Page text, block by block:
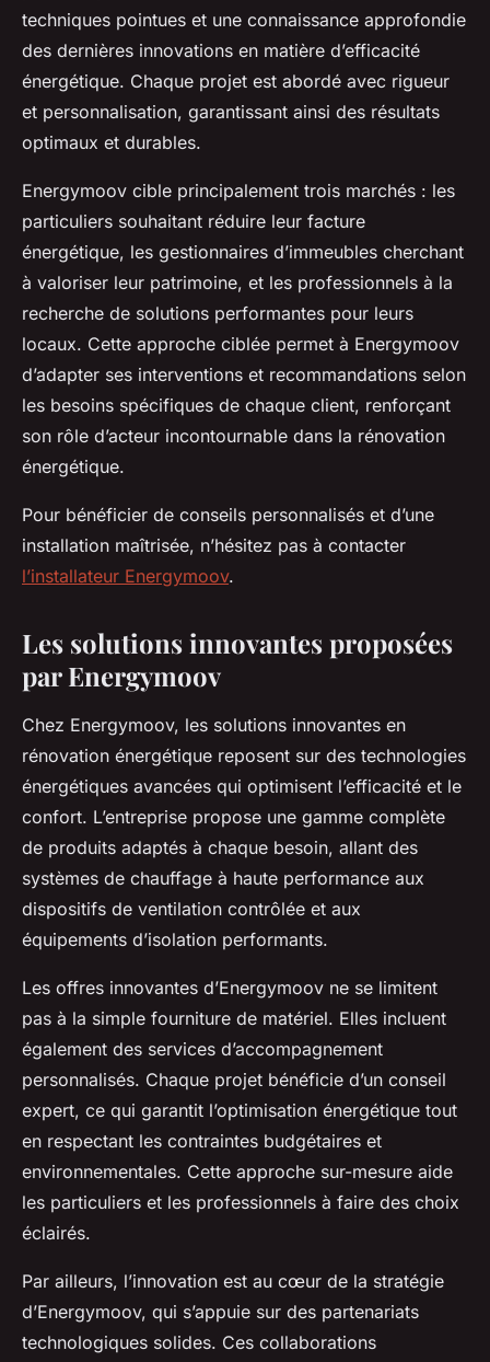
techniques pointues et une connaissance approfondie
des dernières innovations en matière d’efficacité
énergétique. Chaque projet est abordé avec rigueur
et personnalisation, garantissant ainsi des résultats
optimaux et durables.
Energymoov cible principalement trois marchés : les
particuliers souhaitant réduire leur facture
énergétique, les gestionnaires d’immeubles cherchant
à valoriser leur patrimoine, et les professionnels à la
recherche de solutions performantes pour leurs
locaux. Cette approche ciblée permet à Energymoov
d’adapter ses interventions et recommandations selon
les besoins spécifiques de chaque client, renforçant
son rôle d’acteur incontournable dans la rénovation
énergétique.
Pour bénéficier de conseils personnalisés et d’une
installation maîtrisée, n’hésitez pas à contacter
l’installateur Energymoov.
Les solutions innovantes proposées
par Energymoov
Chez Energymoov, les solutions innovantes en
rénovation énergétique reposent sur des technologies
énergétiques avancées qui optimisent l’efficacité et le
confort. L’entreprise propose une gamme complète
de produits adaptés à chaque besoin, allant des
systèmes de chauffage à haute performance aux
dispositifs de ventilation contrôlée et aux
équipements d’isolation performants.
Les offres innovantes d’Energymoov ne se limitent
pas à la simple fourniture de matériel. Elles incluent
également des services d’accompagnement
personnalisés. Chaque projet bénéficie d’un conseil
expert, ce qui garantit l’optimisation énergétique tout
en respectant les contraintes budgétaires et
environnementales. Cette approche sur-mesure aide
les particuliers et les professionnels à faire des choix
éclairés.
Par ailleurs, l’innovation est au cœur de la stratégie
d’Energymoov, qui s’appuie sur des partenariats
technologiques solides. Ces collaborations